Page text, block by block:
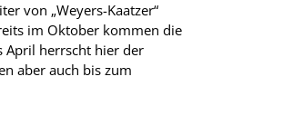
von „Weyers-Kaatzer“
im Oktober kommen die
April herrscht hier der
aber auch bis zum